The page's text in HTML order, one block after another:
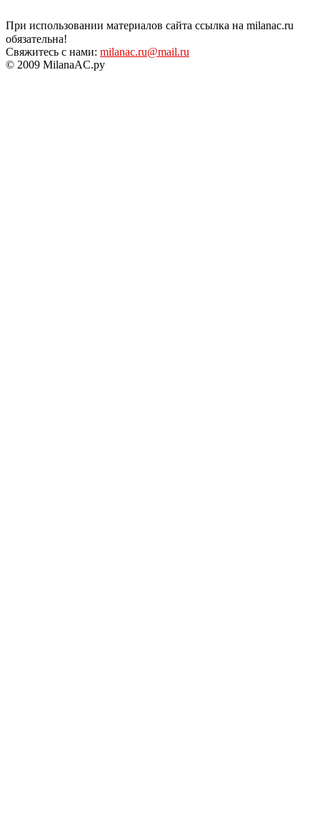
При использовании материалов сайта ссылка на milanac.ru
обязательна!
Свяжитесь с нами: milanac.ru@mail.ru
© 2009 MilanaAC.ру